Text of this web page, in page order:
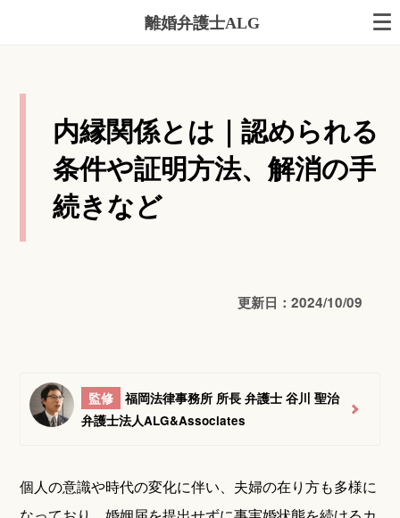
離婚弁護士ALG
内縁関係とは｜認められる
条件や証明方法、解消の手
続きなど
更新日：2024/10/09
監修
福岡法律事務所 所長 弁護士 谷川 聖治
弁護士法人ALG&Associates
個人の意識や時代の変化に伴い、夫婦の在り方も多様に